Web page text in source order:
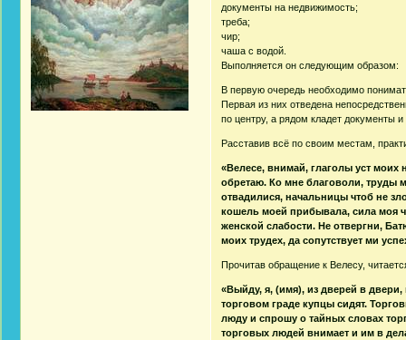
документы на недвижимость;
треба;
чир;
чаша с водой.
Выполняется он следующим образом:
В первую очередь необходимо
Первая из них отведена
по центру, а рядом кладет документы
Расставив всё по своим местам,
«Велесе, внимай, глаголы уст
обретаю. Ко мне благоволи, труды
отвадилися, начальницы чтоб не
кошель моей прибывала, сила моя
женской слабости. Не отвергни,
моих трудех, да сопутствует ми
Прочитав обращение к Велесу,
«Выйду, я, (имя), из дверей в
торговом граде купцы сидят.
люду и спрошу о тайных словах
торговых людей внимает и им в